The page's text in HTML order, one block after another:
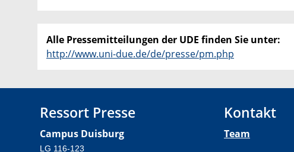
Alle Pressemitteilungen der UDE finden Sie unter:
http://www.uni-due.de/de/presse/pm.php
Ressort Presse
Campus Duisburg
LG 116-123
Kontakt
Team